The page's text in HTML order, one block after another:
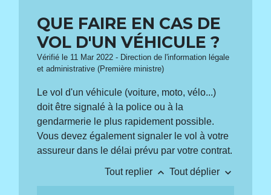
QUE FAIRE EN CAS DE
VOL D'UN VÉHICULE ?
Vérifié le 11 Mar 2022 - Direction de l'information légale
et administrative (Première ministre)
Le vol d'un véhicule (voiture, moto, vélo...)
doit être signalé à la police ou à la
gendarmerie le plus rapidement possible.
Vous devez également signaler le vol à votre
assureur dans le délai prévu par votre contrat.
Tout replier keyboard_arrow_up Tout déplier keyboard_arrow_down